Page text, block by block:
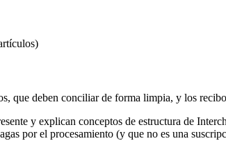
que deben conciliar de forma limpia, y los
y explican conceptos de estructura de
por el procesamiento (y que no es una